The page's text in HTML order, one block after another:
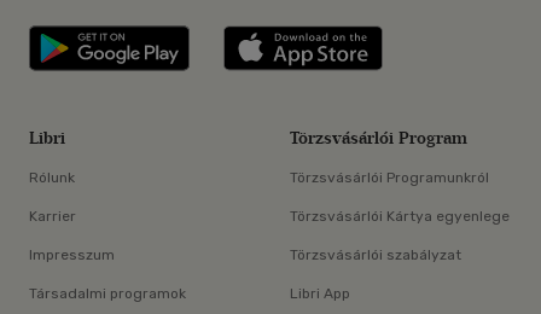
Libri applikáció Szerezd meg: Google
Libri
Rólunk
Karrier
Impresszum
Társadalmi programok
Törzsvásárlói Program
Törzsvásárlói Programunkról
Törzsvásárlói Kártya egyenlege
Törzsvásárlói szabályzat
Libri App